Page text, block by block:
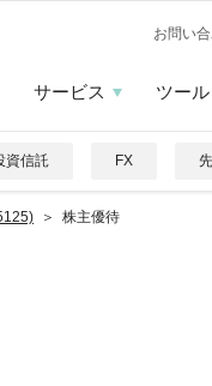
お問い
サービス ツール
資信託 FX
株主優待